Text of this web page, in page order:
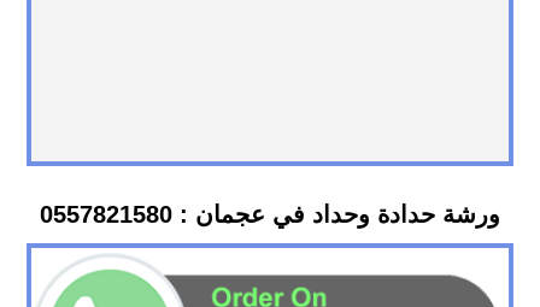
ورشة حدادة وحداد في عجمان : 0557821580